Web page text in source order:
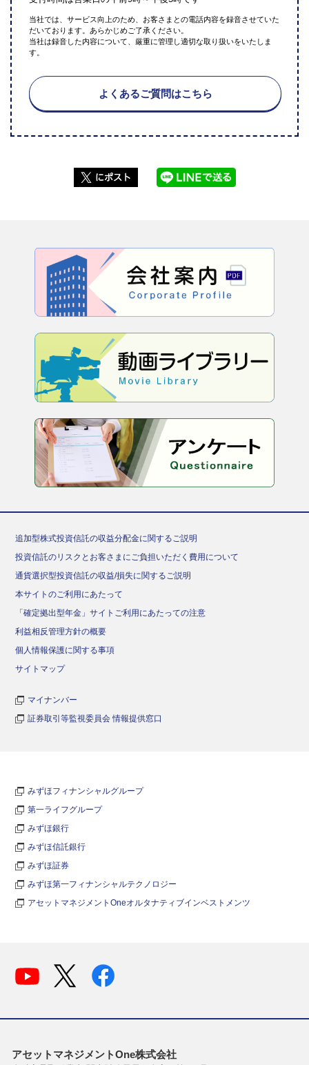
当社では、サービス向上のため、お客さまとの電話内容を録音させていた
だいております。あらかじめご了承ください。
当社は録音した内容について、厳重に管理し適切な取り扱いをいたしま
す。
よくあるご質問はこちら
追加型株式投資信託の収益分配金に関するご説明
投資信託のリスクとお客さまにご負担いただく費用について
通貨選択型投資信託の収益/損失に関するご説明
本サイトのご利用にあたって
「確定拠出型年金」サイトご利用にあたっての注意
利益相反管理方針の概要
個人情報保護に関する事項
サイトマップ
マイナンバー
証券取引等監視委員会 情報提供窓口
みずほフィナンシャルグループ
第一ライフグループ
みずほ銀行
みずほ信託銀行
みずほ証券
みずほ第一フィナンシャルテクノロジー
アセットマネジメントOneオルタナティブインベストメンツ
アセットマネジメントOne株式会社